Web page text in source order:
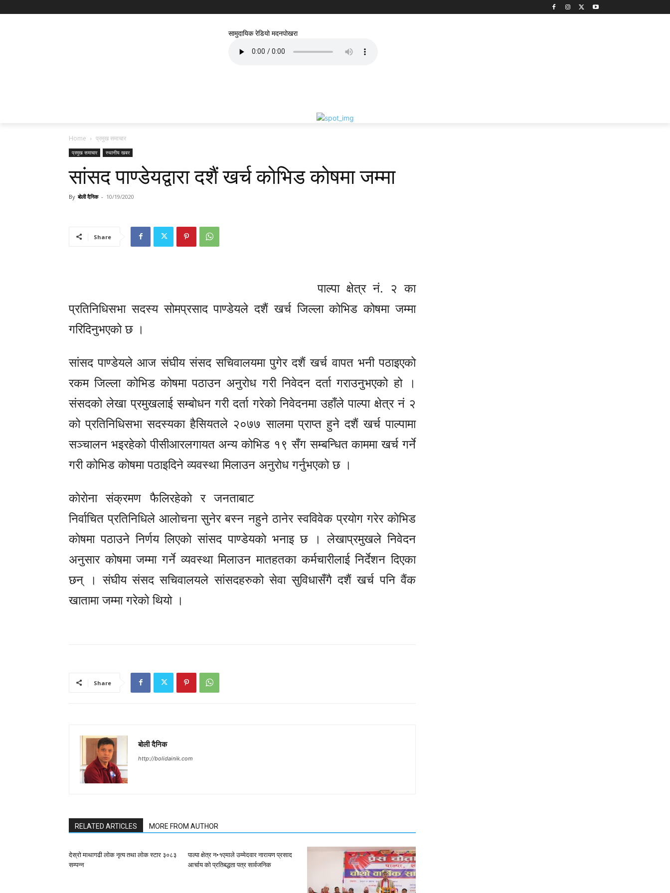
सामुदायिक रेडियो मदनपोखरा
Home प्रमुख समाचार
प्रमुख समाचार स्थानीय खबर
सांसद पाण्डेयद्वारा दशैं खर्च काेभिड काेषमा जम्मा
By बोली दैनिक - 10/19/2020
Share
पाल्पा क्षेत्र नं. २ का
प्रतिनिधिसभा सदस्य सोमप्रसाद पाण्डेयले दशैं खर्च जिल्ला कोभिड कोषमा जम्मा
गरिदिनुभएको छ ।
सांसद पाण्डेयले आज संघीय संसद सचिवालयमा पुगेर दशैं खर्च वापत भनी पठाइएको
रकम जिल्ला कोभिड कोषमा पठाउन अनुरोध गरी निवेदन दर्ता गराउनुभएको हो ।
संसदको लेखा प्रमुखलाई सम्बोधन गरी दर्ता गरेको निवेदनमा उहाँले पाल्पा क्षेत्र नं २
को प्रतिनिधिसभा सदस्यका हैसियतले २०७७ सालमा प्राप्त हुने दशैं खर्च पाल्पामा
सञ्चालन भइरहेको पीसीआरलगायत अन्य कोभिड १९ सँग सम्बन्धित काममा खर्च गर्ने
गरी कोभिड कोषमा पठाइदिने व्यवस्था मिलाउन अनुरोध गर्नुभएको छ ।
काेराेना संक्रमण फैलिरहेकाे र जनताबाट
निर्वाचित प्रतिनिधिले आलाेचना सुनेर बस्न नहुने ठानेर स्वविवेक प्रयाेग गरेर काेभिड
काेषमा पठाउने निर्णय लिएकाे सांसद पाण्डेयकाे भनाइ छ ।लेखाप्रमुखले निवेदन
अनुसार कोषमा जम्मा गर्ने व्यवस्था मिलाउन मातहतका कर्मचारीलाई निर्देशन दिएका
छन् । संघीय संसद सचिवालयले सांसदहरुको सेवा सुविधासँगै दशैं खर्च पनि वैंक
खातामा जम्मा गरेको थियो ।
Share
बोली दैनिक
http://bolidainik.com
RELATED ARTICLES MORE FROM AUTHOR
देस्राे माथागढी लाेक नृत्य तथा लाेक स्टार ३०८३
सम्पन्न
पाल्पा क्षेत्र न•१एमाले उम्मेदवार नारायण प्रसाद
आर्चाय काे प्रतिबद्धता पत्र सार्वजनिक